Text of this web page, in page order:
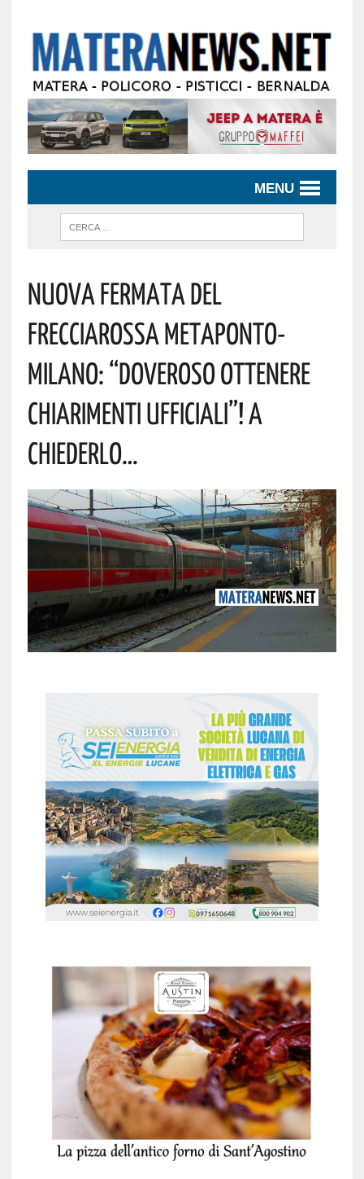
MENU
Nuova Fermata Del
Frecciarossa Metaponto-
Milano: “Doveroso Ottenere
Chiarimenti Ufficiali”! A
Chiederlo…